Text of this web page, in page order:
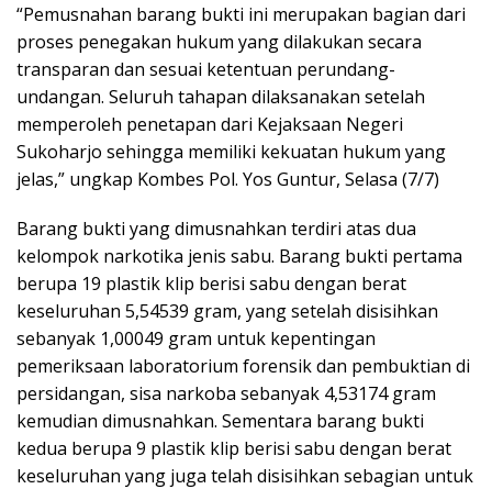
“Pemusnahan barang bukti ini merupakan bagian dari
proses penegakan hukum yang dilakukan secara
transparan dan sesuai ketentuan perundang-
undangan. Seluruh tahapan dilaksanakan setelah
memperoleh penetapan dari Kejaksaan Negeri
Sukoharjo sehingga memiliki kekuatan hukum yang
jelas,” ungkap Kombes Pol. Yos Guntur, Selasa (7/7)
Barang bukti yang dimusnahkan terdiri atas dua
kelompok narkotika jenis sabu. Barang bukti pertama
berupa 19 plastik klip berisi sabu dengan berat
keseluruhan 5,54539 gram, yang setelah disisihkan
sebanyak 1,00049 gram untuk kepentingan
pemeriksaan laboratorium forensik dan pembuktian di
persidangan, sisa narkoba sebanyak 4,53174 gram
kemudian dimusnahkan. Sementara barang bukti
kedua berupa 9 plastik klip berisi sabu dengan berat
keseluruhan yang juga telah disisihkan sebagian untuk